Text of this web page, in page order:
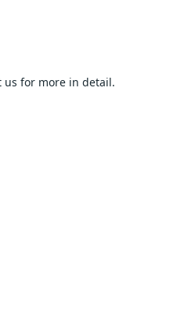
to contact us for more in detail.